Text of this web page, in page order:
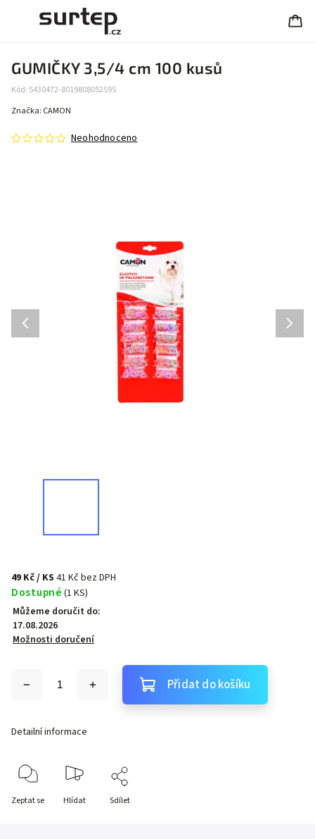
GUMIČKY 3,5/4 cm 100 kusů
Kód: 5430472-8019808052595
Neohodnoceno
Značka: CAMON
49 Kč/ KS 41 Kč bez DPH
Dostupné (1 KS)
Můžeme doručit do:
17.08.2026
Možnosti doručení
Přidat do košíku
Detailní informace
Zeptat se Hlídat Sdílet